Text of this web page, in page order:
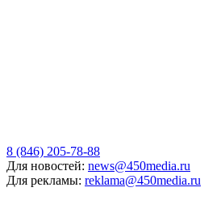
8 (846) 205-78-88
Для новостей: news@450media.ru
Для рекламы: reklama@450media.ru